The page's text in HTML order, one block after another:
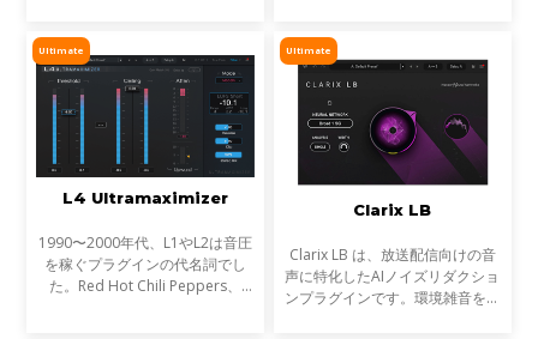
らです。これが音のマスキングと
言われる現象です。
のが StressBoxです。
Ultimate
L4 Ultramaximizer
1990〜2000年代、L1やL2は音圧
を稼ぐプラグインの代名詞でし
た。Red Hot Chili Peppers、
Ultimate
Clarix LB
Clarix LB は、放送配信向けの音
声に特化したAIノイズリダクショ
ンプラグインです。環境雑音をリ